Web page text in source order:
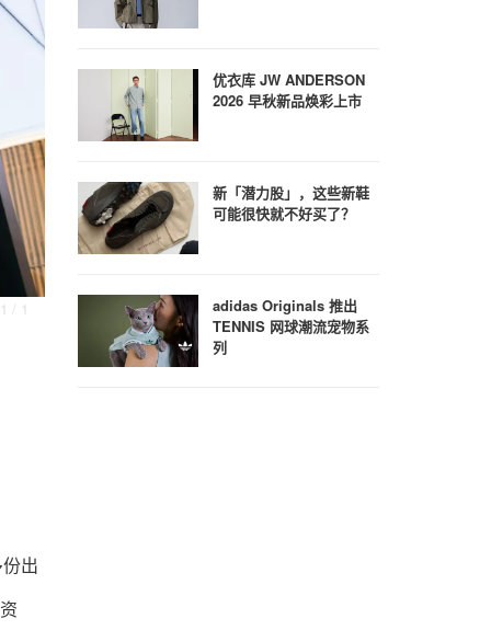
1 / 1
出
优衣库 JW ANDERSON
2026 早秋新品焕彩上市
新「潜力股」，这些新鞋
可能很快就不好买了？
adidas Originals 推出
TENNIS 网球潮流宠物系
列